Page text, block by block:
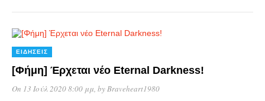
ΕΙΔΉΣΕΙΣ
[Φήμη] Έρχεται νέο Eternal Darkness!
On 13 Ιούλ 2020 8:00 μμ, byBraveheart1980